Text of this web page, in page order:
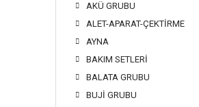
AKÜ GRUBU
ALET-APARAT-ÇEKTİRME
AYNA
BAKIM SETLERİ
BALATA GRUBU
BUJİ GRUBU